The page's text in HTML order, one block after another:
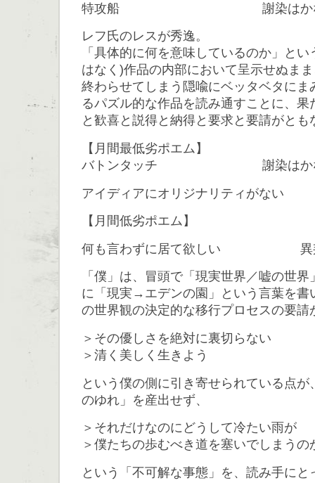
特攻船 謝染はかな
レフ氏のレスが秀逸。
「具体的に何を意味しているのか」と
はなく)作品の内部において呈示せぬま
終わらせてしまう隠喩にベッタベタにま
るパズル的な作品を読み通すことに、
と歓喜と説得と納得と要求と要請がと
【月間最低劣ポエム】
バトンタッチ 謝染はか
アイディアにオリジナリティがない
【月間低劣ポエム】
何も言わずに居て欲しい 異
「僕」は、冒頭で「現実世界／嘘の世
に「現実→エデンの園」という言葉を書
の世界観の決定的な移行プロセスの要請
＞その優しさを絶対に裏切らない
＞清く美しく生きよう
という僕の側に引き寄せられている点
のゆれ」を産出せず、
＞それだけなのにどうして冷たい雨が
＞僕たちの歩むべき道を塞いでしまうの
という「不可解な事態」を、読み手に